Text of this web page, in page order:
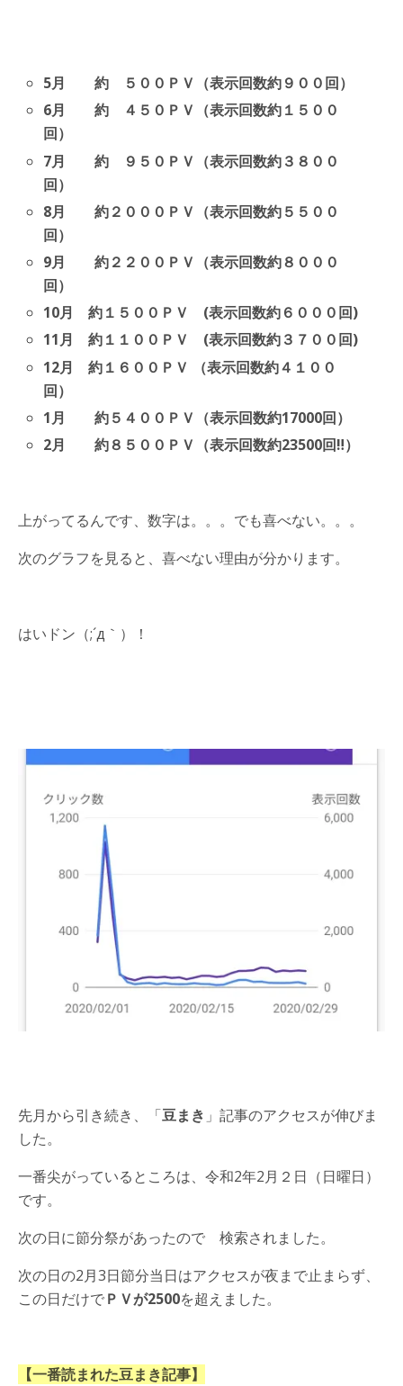
5月 約 ５００ＰＶ（表示回数約９００回）
6月 約 ４５０ＰＶ（表示回数約１５００
回）
7月 約 ９５０ＰＶ（表示回数約３８００
回）
8月 約２０００ＰＶ（表示回数約５５００
回）
9月 約２２００ＰＶ（表示回数約８０００
回）
10月 約１５００ＰＶ (表示回数約６０００回)
11月 約１１００ＰＶ (表示回数約３７００回)
12月 約１６００ＰＶ （表示回数約４１００
回）
1月 約５４００ＰＶ（表示回数約17000回）
2月 約８５００ＰＶ（表示回数約23500回‼）
上がってるんです、数字は。。。でも喜べない。。。
次のグラフを見ると、喜べない理由が分かります。
はいドン（;´д｀）！
先月から引き続き、「豆まき 」記事のアクセスが伸びま
した。
一番尖がっているところは、令和2年2月２日（日曜日）
です。
次の日に節分祭があったので 検索されました。
次の日の2月3日節分当日はアクセスが夜まで止まらず、
この日だけでＰＶが2500を超えました。
【一番読まれた豆まき記事】